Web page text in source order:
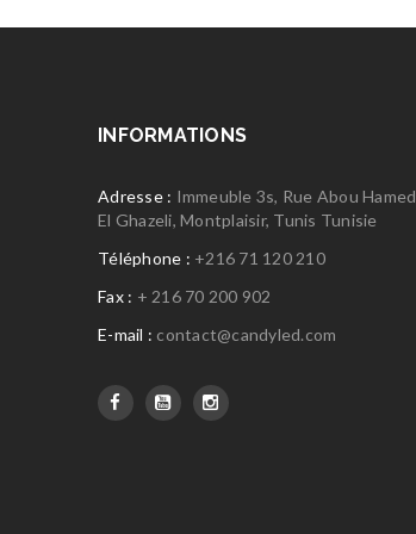
INFORMATIONS
Adresse : Immeuble 3s, Rue Abou Hamed
El Ghazeli, Montplaisir, Tunis Tunisie
Téléphone : +216 71 120 210
Fax : + 216 70 200 902
E-mail : contact@candyled.com